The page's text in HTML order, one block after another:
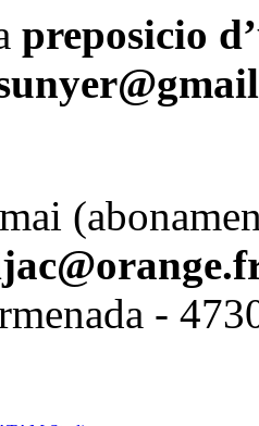
preposicio
-